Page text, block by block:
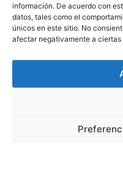
información. De acuerdo con
datos, tales como el
únicos en este sitio. No
afectar negativamente a
SUSCRIBIRSE
POLÍTICA DE